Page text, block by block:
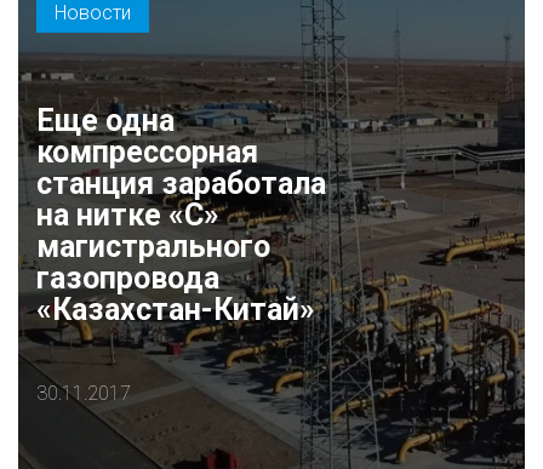
Новости
Еще одна
компрессорная
станция заработала
на нитке «С»
магистрального
газопровода
«Казахстан-Китай»
30.11.2017